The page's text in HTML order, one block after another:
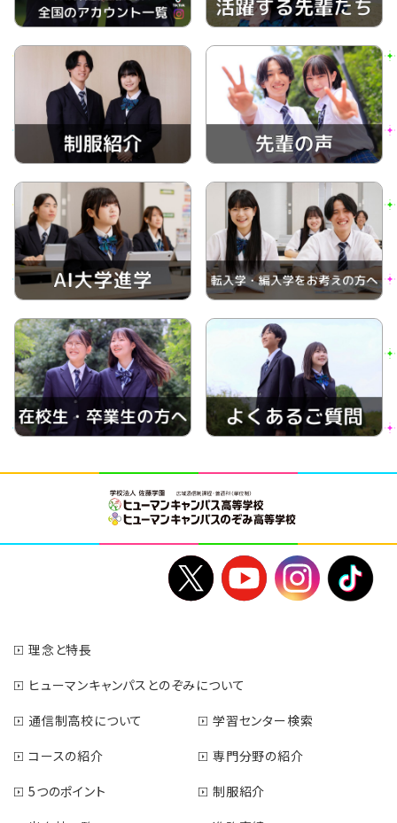
理念と特長
ヒューマンキャンパスとのぞみについて
通信制高校について
学習センター検索
コースの紹介
専門分野の紹介
5つのポイント
制服紹介